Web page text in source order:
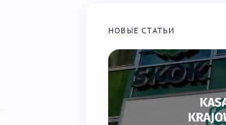
НОВЫЕ СТАТЬИ